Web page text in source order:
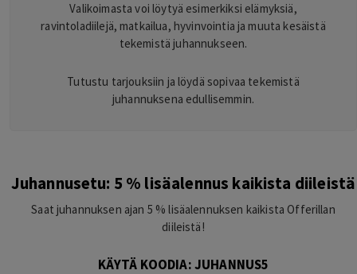
Valikoimasta voi löytyä esimerkiksi elämyksiä,
ravintoladiilejä, matkailua, hyvinvointia ja muuta kesäistä
tekemistä juhannukseen.
Tutustu tarjouksiin ja löydä sopivaa tekemistä
juhannuksena edullisemmin.
Juhannusetu: 5 % lisäalennus kaikista diileistä
Saat juhannuksen ajan 5 % lisäalennuksen kaikista Offerillan
diileistä!
KÄYTÄ KOODIA: JUHANNUS5